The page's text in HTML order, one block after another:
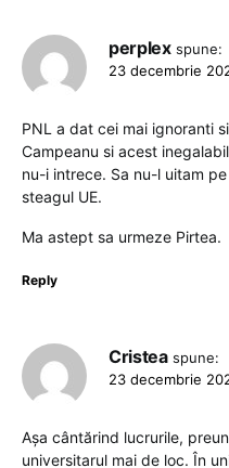
perplex spune:
23 decembrie
PNL a dat cei mai ignoranti
Campeanu si acest
nu-i intrece. Sa nu-l uitam
steagul UE.
Ma astept sa urmeze Pirtea.
Reply
Cristea spune:
23 decembrie
Așa cântărind lucrurile,
universitarul mai de loc. În